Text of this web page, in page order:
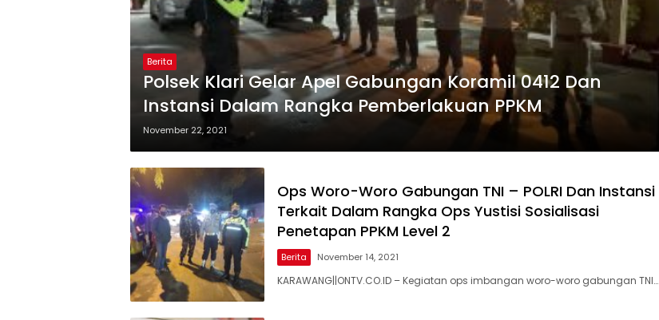
Berita
Polsek Klari Gelar Apel Gabungan Koramil 0412 Dan
Instansi Dalam Rangka Pemberlakuan PPKM
November 22, 2021
Ops Woro-Woro Gabungan TNI – POLRI Dan Instansi
Terkait Dalam Rangka Ops Yustisi Sosialisasi
Penetapan PPKM Level 2
Berita November 14, 2021
KARAWANG||ONTV.CO.ID – Kegiatan ops imbangan woro-woro gabungan TNI…